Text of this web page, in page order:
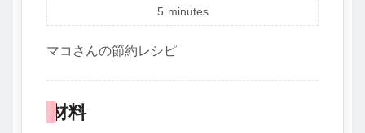
5 minutes
マコさんの節約レシピ
材料